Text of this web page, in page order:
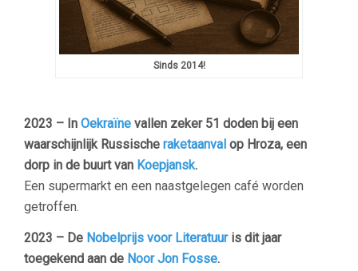
Sinds 2014!
2023 – In Oekraïne vallen zeker 51 doden bij een
waarschijnlijk Russische raketaanval op Hroza, een
dorp in de buurt van Koepjansk.
Een supermarkt en een naastgelegen café worden
getroffen.
2023 – De Nobelprijs voor Literatuuris dit jaar
toegekend aan de Noor Jon Fosse.